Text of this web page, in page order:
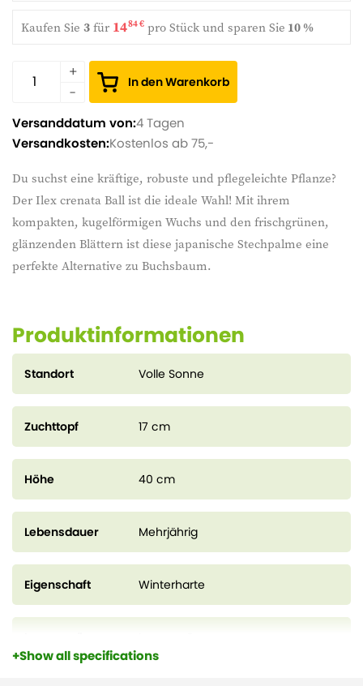
Du suchst eine kräftige, robuste und pflegeleichte Pflanze?
Der Ilex crenata Ball ist die ideale Wahl! Mit ihrem
kompakten, kugelförmigen Wuchs und den frischgrünen,
glänzenden Blättern ist diese japanische Stechpalme eine
perfekte Alternative zu Buchsbaum.
Kaufen Sie 3für 1484 € pro Stück und sparen Sie 10 %
In den Warenkorb
Versanddatum von:4 Tagen
Versandkosten:Kostenlos ab 75,-
Produktinformationen
Standort Volle Sonne
Zuchttopf 17 cm
Höhe 40 cm
Lebensdauer Mehrjährig
Eigenschaft Winterharte
Show all specifications